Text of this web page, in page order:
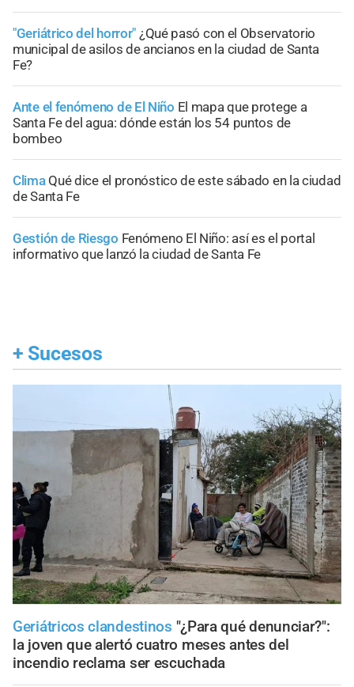
"Geriátrico del horror" ¿Qué pasó con el Observatorio
municipal de asilos de ancianos en la ciudad de Santa
Fe?
Ante el fenómeno de El Niño El mapa que protege a
Santa Fe del agua: dónde están los 54 puntos de
bombeo
Clima Qué dice el pronóstico de este sábado en la ciudad
de Santa Fe
Gestión de Riesgo Fenómeno El Niño: así es el portal
informativo que lanzó la ciudad de Santa Fe
+ Sucesos
Geriátricos clandestinos "¿Para qué denunciar?":
la joven que alertó cuatro meses antes del
incendio reclama ser escuchada